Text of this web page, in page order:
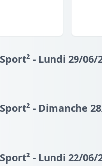
Sport² - Lundi 29/06/
Sport² - Dimanche
Sport² - Lundi 22/06/